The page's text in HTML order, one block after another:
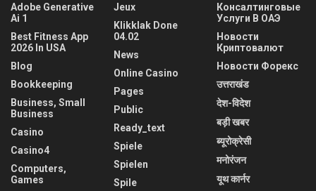
Adobe Generative
Ai 1
Best Fitness App
2026 In USA
Blog
Bookkeeping
Business, Small
Business
Casino
Casino4
Computers,
Games
Jeux
Klikklak Done
04.02
News
Online Casino
Pages
Public
Ready_text
Spiele
Spielen
Spile
Консалтинговые
Услуги В ОАЭ
Новости
Криптовалют
Новости Форекс
उत्तराखंड
देश-विदेश
बड़ी खबर
ब्यूरोक्रेसी
मनोरंजन
यूथ कार्नर